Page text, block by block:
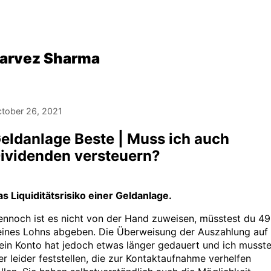
Sharma
26, 2021
Beste | Muss ich auch
versteuern?
Liquiditätsrisiko einer Geldanlage.
ist es nicht von der Hand zuweisen, müsstest du
Lohns abgeben. Die Überweisung der Auszahlung auf
Konto hat jedoch etwas länger gedauert und ich
leider feststellen, die zur Kontaktaufnahme verhelfen